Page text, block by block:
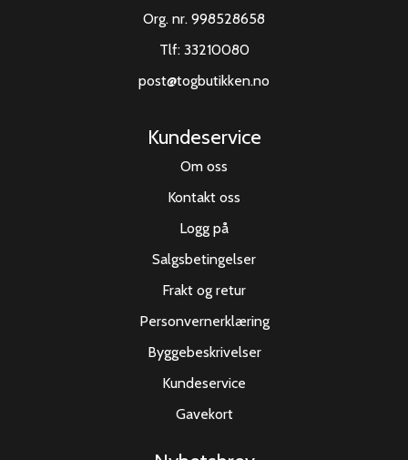
Org. nr. 998528658
Tlf: 33210080
post@togbutikken.no
Kundeservice
Om oss
Kontakt oss
Logg på
Salgsbetingelser
Frakt og retur
Personvernerklæring
Byggebeskrivelser
Kundeservice
Gavekort